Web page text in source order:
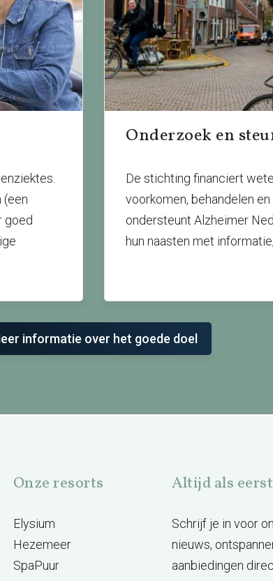
(een
goed
Onderzoek en
De stichting financiert
voorkomen, behandelen
ondersteunt Alzheimer
hun naasten met
informatie over het goede doel
Onze resorts
Elysium
Hezemeer
SpaPuur
Altijd als
Schrijf je in voor
nieuws,
aanbiedingen